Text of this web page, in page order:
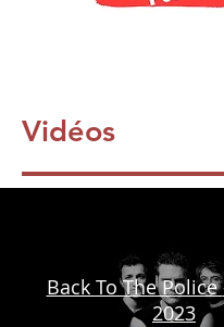
Vidéos
Back To The Police - TEASER
2023